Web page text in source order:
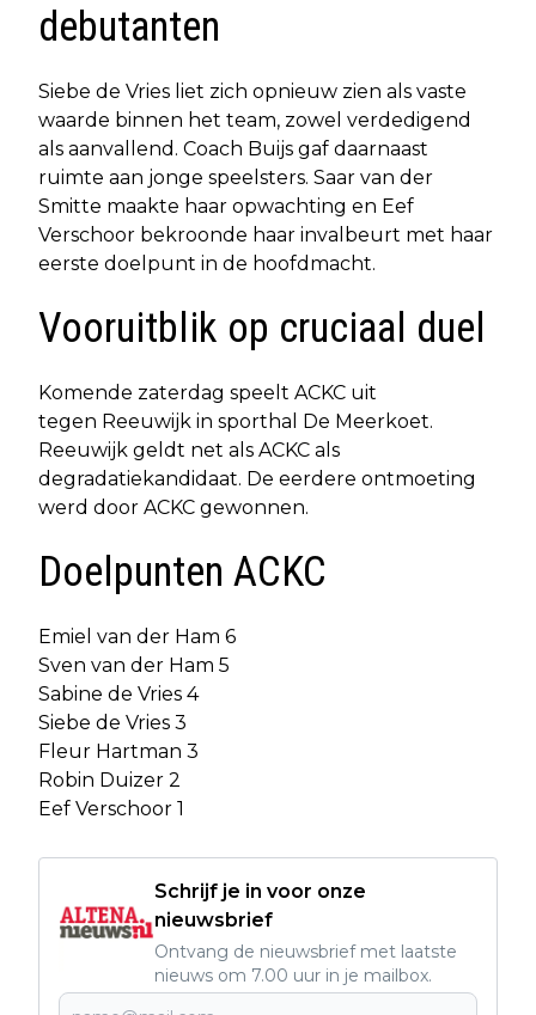
debutanten
Siebe de Vries liet zich opnieuw zien als vaste
waarde binnen het team, zowel verdedigend
als aanvallend. Coach Buijs gaf daarnaast
ruimte aan jonge speelsters. Saar van der
Smitte maakte haar opwachting en Eef
Verschoor bekroonde haar invalbeurt met haar
eerste doelpunt in de hoofdmacht.
Vooruitblik op cruciaal duel
Komende zaterdag speelt ACKC uit
tegen Reeuwijk in sporthal De Meerkoet.
Reeuwijk geldt net als ACKC als
degradatiekandidaat. De eerdere ontmoeting
werd door ACKC gewonnen.
Doelpunten ACKC
Emiel van der Ham 6
Sven van der Ham 5
Sabine de Vries 4
Siebe de Vries 3
Fleur Hartman 3
Robin Duizer 2
Eef Verschoor 1
Schrijf je in voor onze
nieuwsbrief
Ontvang de nieuwsbrief met laatste
nieuws om 7.00 uur in je mailbox.